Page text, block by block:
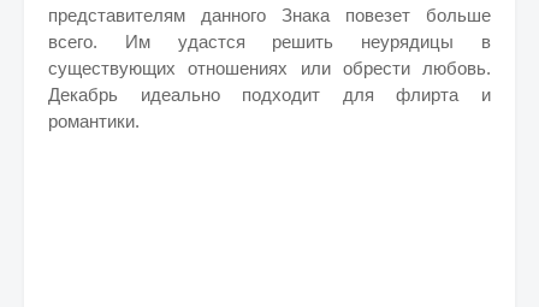
представителям данного Знака повезет больше
всего. Им удастся решить неурядицы в
существующих отношениях или обрести любовь.
Декабрь идеально подходит для флирта и
романтики.